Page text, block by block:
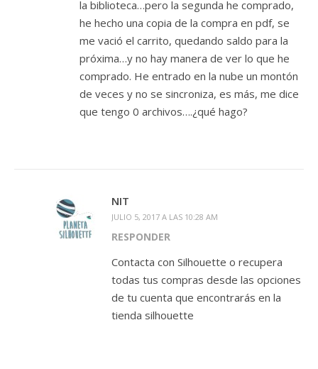
la biblioteca…pero la segunda he comprado,
he hecho una copia de la compra en pdf, se
me vació el carrito, quedando saldo para la
próxima…y no hay manera de ver lo que he
comprado. He entrado en la nube un montón
de veces y no se sincroniza, es más, me dice
que tengo 0 archivos….¿qué hago?
NIT
JULIO 5, 2017 A LAS 10:28 AM
RESPONDER
Contacta con Silhouette o recupera
todas tus compras desde las opciones
de tu cuenta que encontrarás en la
tienda silhouette